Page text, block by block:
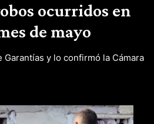
ocurridos en
de mayo
y lo confirmó la Cámara